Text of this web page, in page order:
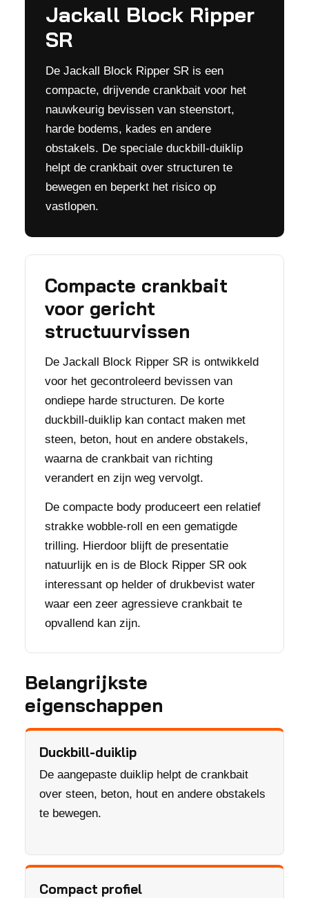
Jackall Block Ripper
SR
De Jackall Block Ripper SR is een
compacte, drijvende crankbait voor het
nauwkeurig bevissen van steenstort,
harde bodems, kades en andere
obstakels. De speciale duckbill-duiklip
helpt de crankbait over structuren te
bewegen en beperkt het risico op
vastlopen.
Compacte crankbait
voor gericht
structuurvissen
De Jackall Block Ripper SR is ontwikkeld
voor het gecontroleerd bevissen van
ondiepe harde structuren. De korte
duckbill-duiklip kan contact maken met
steen, beton, hout en andere obstakels,
waarna de crankbait van richting
verandert en zijn weg vervolgt.
De compacte body produceert een relatief
strakke wobble-roll en een gematigde
trilling. Hierdoor blijft de presentatie
natuurlijk en is de Block Ripper SR ook
interessant op helder of drukbevist water
waar een zeer agressieve crankbait te
opvallend kan zijn.
Belangrijkste
eigenschappen
Duckbill-duiklip
De aangepaste duiklip helpt de crankbait
over steen, beton, hout en andere obstakels
te bewegen.
Compact profiel